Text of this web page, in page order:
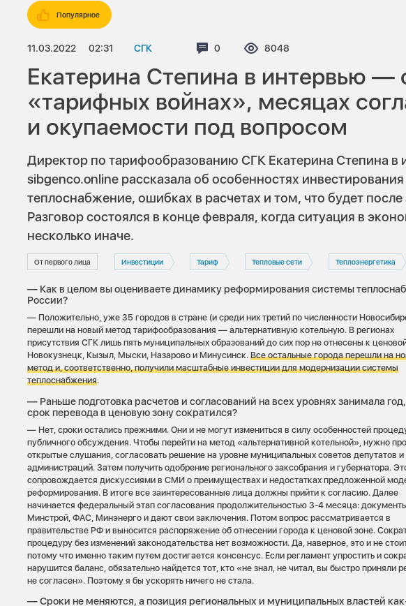
Популярное
11.03.2022 02:31 СГК Комментариев:
0 Просмотров:
8048
Екатерина Степина в интервью —
«тарифных войнах», месяцах
и окупаемости под вопросом
Директор по тарифообразованию СГК Екатерина Степина в
sibgenco.online рассказала об особенностях инвестирования
теплоснабжение, ошибках в расчетах и том, что будет после
Разговор состоялся в конце февраля, когда ситуация в
несколько иначе.
От первого лица Инвестиции Тариф Тепловые сети Теплоэнергетика
— Как в целом вы оцениваете динамику реформирования системы
России?
— Положительно, уже 35 городов в стране (и среди них третий по численности
перешли на новый метод тарифообразования — альтернативную котельную. В регионах
присутствия СГК лишь пять муниципальных образований до сих пор не отнесены к
Новокузнецк, Кызыл, Мыски, Назарово и Минусинск.Все остальные города перешли на
метод и, соответственно, получили масштабные инвестиции для модернизации системы
теплоснабжения.
— Раньше подготовка расчетов и согласований на всех уровнях занимала
срок перевода в ценовую зону сократился?
— Нет, сроки остались прежними. Они и не могут измениться в силу особенностей
публичного обсуждения. Чтобы перейти на метод «альтернативной котельной», нужно
открытые слушания, согласовать решение на уровне муниципальных советов депутатов и
администраций. Затем получить одобрение регионального заксобрания и губернатора.
сопровождается дискуссиями в СМИ о преимуществах и недостатках предложенной
реформирования. В итоге все заинтересованные лица должны прийти к согласию. Далее
начинается федеральный этап согласования продолжительностью 3-4 месяца:
Минстрой, ФАС, Минэнерго и дают свои заключения. Потом вопрос рассматривается в
правительстве РФ и выносится распоряжение об отнесении города к ценовой зоне.
процедуру без изменений законодательства нет возможности. Да, наверное, это и не
потому что именно таким путем достигается консенсус. Если регламент упростить и
нарушится баланс, обязательно найдется тот, кто «не знал, не читал, вы быстро приняли
не согласен». Поэтому я бы ускорять ничего не стала.
— Сроки не меняются, а позиция региональных и муниципальных властей